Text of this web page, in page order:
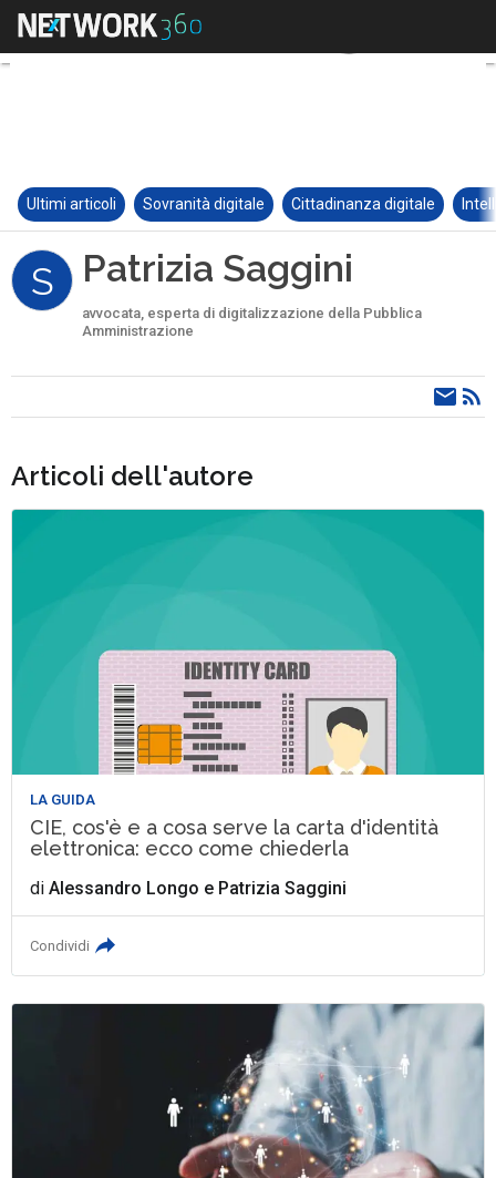
Ultimi articoli Sovranità digitale Cittadinanza digitale
S Patrizia Saggini
avvocata, esperta di digitalizzazione della Pubblica
Amministrazione
Articoli dell'autore
LA GUIDA
CIE, cos'è e a cosa serve la carta d'identità
elettronica: ecco come chiederla
diAlessandro Longo e Patrizia Saggini
Condividi